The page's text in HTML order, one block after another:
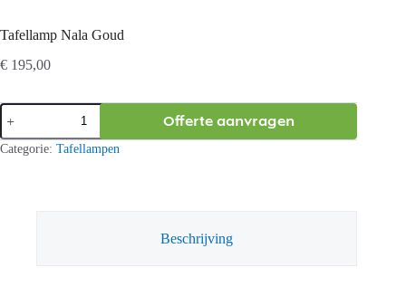
Tafellamp Nala Goud
€ 195,00
Tafellamp
Nala
Goud
aantal
Offerte aanvragen
Categorie: Tafellampen
Beschrijving